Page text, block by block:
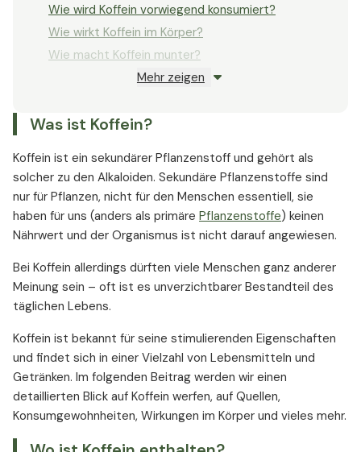
Wie wird Koffein vorwiegend konsumiert?
Wie wirkt Koffein im Körper?
Wie macht Koffein munter?
Kann Koffein müde machen - und wenn ja, ab
Wie viel Kaffee trinkt man in Deutschland,
In welchen Gegenden der Welt wird am meisten
Kaffee getrunken?
Wie viel Koffein ist in einer Tasse Kaffee
enthalten?
Grüner Tee enthalten?
Wie viel Koffein ist in einer Dose Energy Drink
enthalten?
Wie viel Koffein ist in einem Glas Cola enthalten?
Was unterscheidet synthetisches und
natürliches Koffein?
Hat Koffein Nebenwirkungen?
Hemmt Koffein die Aufnahme von Vitaminen und
Mehr zeigen
Was ist Koffein?
Koffein ist ein sekundärer Pflanzenstoff und gehört als
solcher zu den Alkaloiden. Sekundäre Pflanzenstoffe sind
nur für Pflanzen, nicht für den Menschen essentiell, sie
haben für uns (anders als primäre Pflanzenstoffe) keinen
Nährwert und der Organismus ist nicht darauf angewiesen.
Bei Koffein allerdings dürften viele Menschen ganz anderer
Meinung sein – oft ist es unverzichtbarer Bestandteil des
täglichen Lebens.
Koffein ist bekannt für seine stimulierenden Eigenschaften
und findet sich in einer Vielzahl von Lebensmitteln und
Getränken. Im folgenden Beitrag werden wir einen
detaillierten Blick auf Koffein werfen, auf Quellen,
Konsumgewohnheiten, Wirkungen im Körper und vieles mehr.